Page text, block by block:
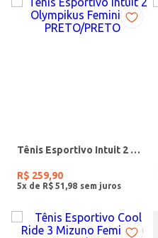
Tênis Esportivo Intuit 2 Olympikus Feminino PRETO/PRETO
R$ 259,90
5x de R$ 51 98